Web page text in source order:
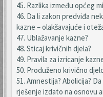
45. Razlika između općeg
46. Da li zakon predviđa
kazne – olakšavajuće i
47. Ublažavanje kazne?
48. Sticaj krivičnih djela?
49. Pravila za izricanje
50. Produženo krivično
51. Amnestija? Abolicija?
rješenje izdato na osnovu